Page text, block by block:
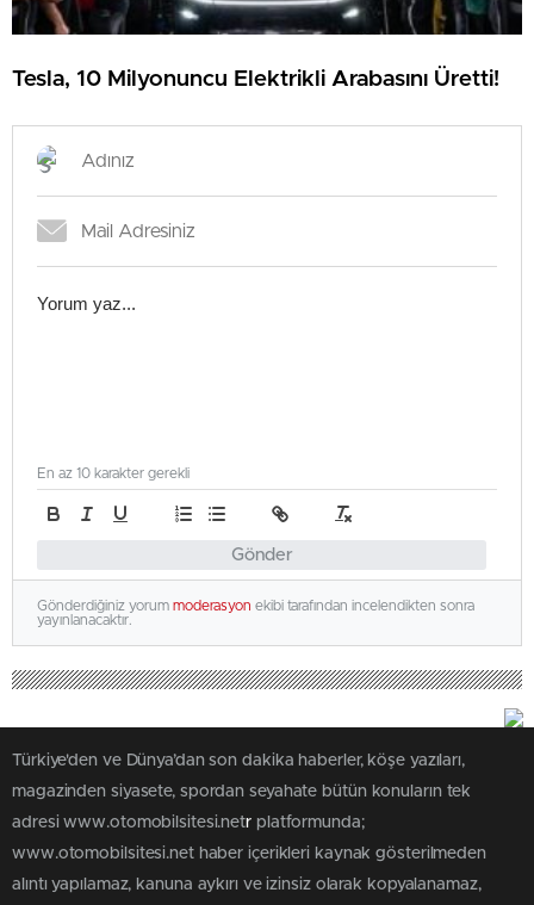
Tesla, 10 Milyonuncu Elektrikli Arabasını Üretti!
Gönder
En az 10 karakter gerekli
Gönderdiğiniz yorum moderasyon ekibi tarafından incelendikten sonra
yayınlanacaktır.
Türkiye'den ve Dünya’dan son dakika haberler, köşe yazıları,
magazinden siyasete, spordan seyahate bütün konuların tek
adresi www.otomobilsitesi.netr platformunda;
www.otomobilsitesi.net haber içerikleri kaynak gösterilmeden
alıntı yapılamaz, kanuna aykırı ve izinsiz olarak kopyalanamaz,